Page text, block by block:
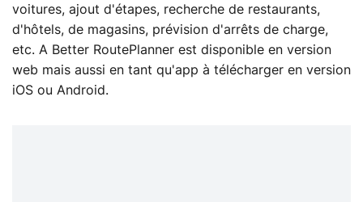
voitures, ajout d'étapes, recherche de restaurants,
d'hôtels, de magasins, prévision d'arrêts de charge,
etc. A Better RoutePlanner est disponible en version
web mais aussi en tant qu'app à télécharger en version
iOS ou Android.